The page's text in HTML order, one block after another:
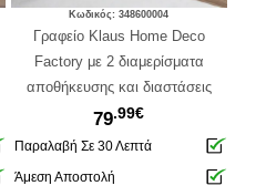
Κωδικός: 348600004
Γραφείο Klaus Home Deco
Factory με 2 διαμερίσματα
αποθήκευσης και διαστάσεις
90x50x84.5cm
79.99€
Παραλαβή Σε 30 Λεπτά
Άμεση Αποστολή